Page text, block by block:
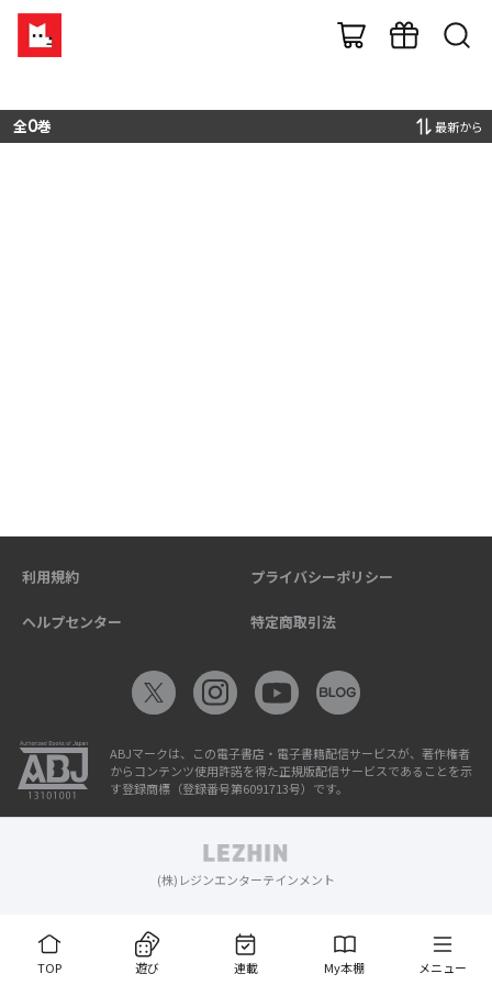
全0巻 最新から
TOP 遊び 連載 My本棚 メニュー
利用規約 プライバシーポリシー
ヘルプセンター 特定商取引法
ABJマークは、この電子書店・電子書籍配信サービスが、著作権者
からコンテンツ使用許諾を得た正規版配信サービスであることを示
す登録商標（登録番号第6091713号）です。
(株)レジンエンターテインメント